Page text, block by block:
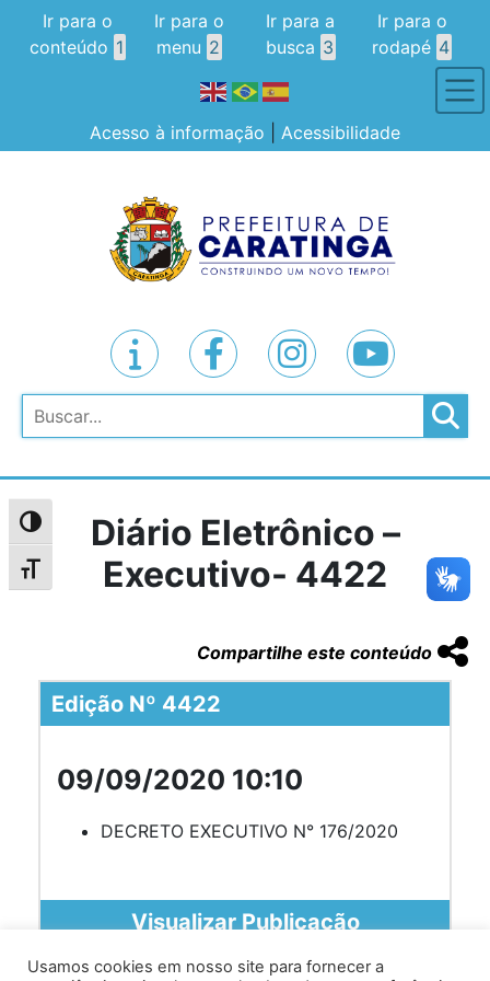
Alternar alto contraste
Alternar tamanho da fonte
Ir para o
conteúdo 1
Ir para o
menu 2
Ir para a
busca 3
Ir para o
rodapé 4
Acesso à informação Acessibilidade
Pesquisar
Diário Eletrônico –
Executivo- 4422
Compartilhe este conteúdo
Edição Nº 4422
09/09/2020 10:10
DECRETO EXECUTIVO N° 176/2020
Visualizar Publicação
Usamos cookies em nosso site para fornecer a